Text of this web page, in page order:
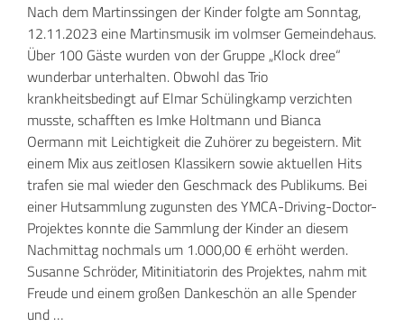
Nach dem Martinssingen der Kinder folgte am Sonntag,
12.11.2023 eine Martinsmusik im volmser Gemeindehaus.
Über 100 Gäste wurden von der Gruppe „Klock dree“
wunderbar unterhalten. Obwohl das Trio
krankheitsbedingt auf Elmar Schülingkamp verzichten
musste, schafften es Imke Holtmann und Bianca
Oermann mit Leichtigkeit die Zuhörer zu begeistern. Mit
einem Mix aus zeitlosen Klassikern sowie aktuellen Hits
trafen sie mal wieder den Geschmack des Publikums. Bei
einer Hutsammlung zugunsten des YMCA-Driving-Doctor-
Projektes konnte die Sammlung der Kinder an diesem
Nachmittag nochmals um 1.000,00 € erhöht werden.
Susanne Schröder, Mitinitiatorin des Projektes, nahm mit
Freude und einem großen Dankeschön an alle Spender
und …